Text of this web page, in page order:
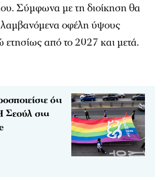
Σύμφωνα με τη διοίκηση θα
οφέλη ύψους
ετησίως από το 2027 και μετά.
ότι
Σεούλ στα